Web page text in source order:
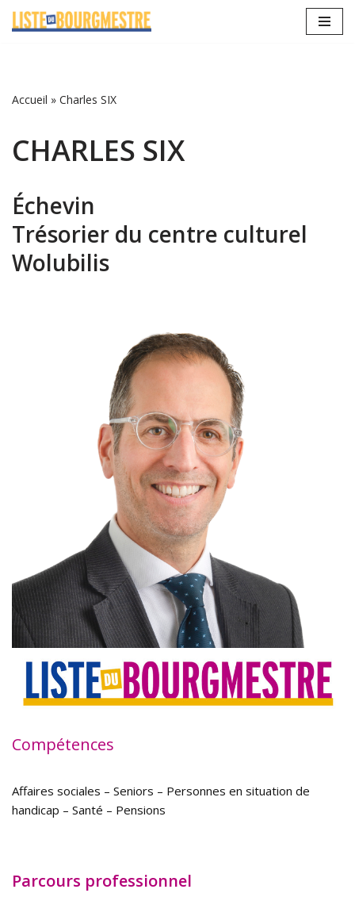
Accueil » Charles SIX
CHARLES SIX
Échevin
Trésorier du centre culturel
Wolubilis
Compétences
Affaires sociales – Seniors – Personnes en situation de
handicap – Santé – Pensions
Parcours professionnel